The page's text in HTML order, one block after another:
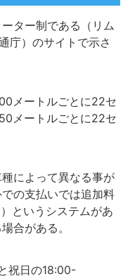
ター制である（リム
庁）のサイトで示さ
メートルごとに22セ
メートルごとに22セ
によって異なる事が
の支払いでは追加料
というシステムがあ
合がある。
祝日の18:00-